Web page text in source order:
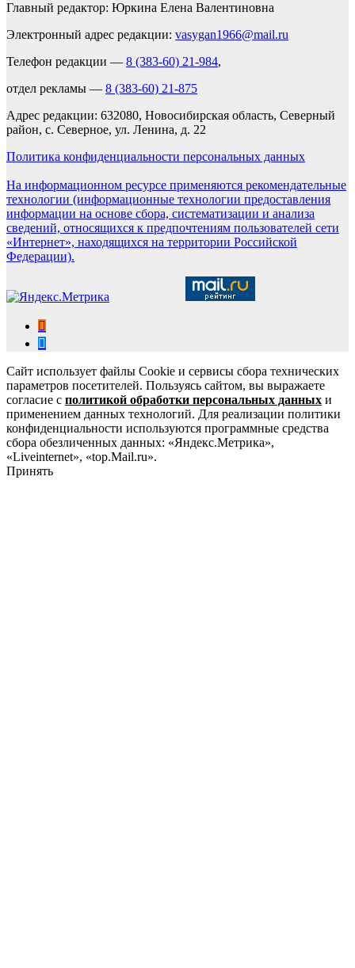
Главный редактор: Юркина Елена Валентиновна
Электронный адрес редакции: vasygan1966@mail.ru
Телефон редакции — 8 (383-60) 21-984,
отдел рекламы — 8 (383-60) 21-875
Адрес редакции: 632080, Новосибирская область, Северный
район, с. Северное, ул. Ленина, д. 22
Политика конфиденциальности персональных данных
На информационном ресурсе применяются рекомендательные
технологии (информационные технологии предоставления
информации на основе сбора, систематизации и анализа
сведений, относящихся к предпочтениям пользователей сети
«Интернет», находящихся на территории Российской
Федерации).
Сайт использует файлы Cookie и сервисы сбора технических
параметров посетителей. Пользуясь сайтом, вы выражаете
согласие с политикой обработки персональных данных и
применением данных технологий. Для реализации политики
конфиденциальности используются программные средства
сбора обезличенных данных: «Яндекс.Метрика»,
«Liveinternet», «top.Mail.ru».
Принять